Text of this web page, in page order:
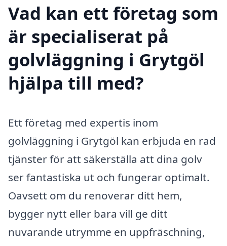
Vad kan ett företag som
är specialiserat på
golvläggning i Grytgöl
hjälpa till med?
Ett företag med expertis inom
golvläggning i Grytgöl kan erbjuda en rad
tjänster för att säkerställa att dina golv
ser fantastiska ut och fungerar optimalt.
Oavsett om du renoverar ditt hem,
bygger nytt eller bara vill ge ditt
nuvarande utrymme en uppfräschning,